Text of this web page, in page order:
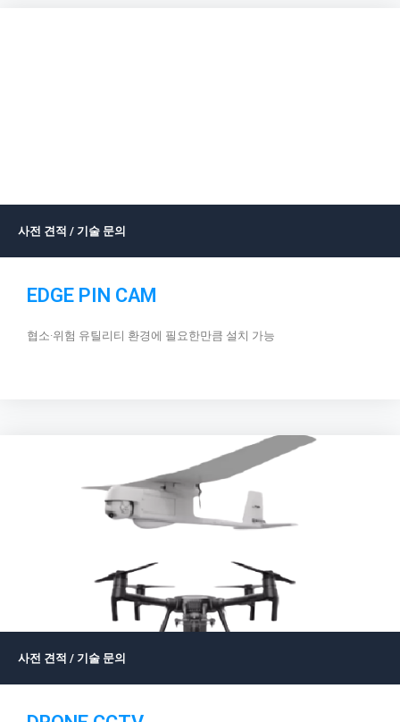
사전 견적 / 기술 문의
EDGE PIN CAM
협소·위험 유틸리티 환경에 필요한만큼 설치 가능
사전 견적 / 기술 문의